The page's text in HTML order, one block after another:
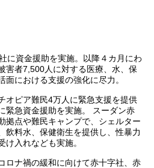
に資金援助を実施。以降４カ月にわ
害者7,500人に対する医療、水、保
面における支援の強化に尽力。
オピア難民4万人に緊急支援を提供
緊急資金援助を実施。 スーダン赤
拠点や難民キャンプで、シェルター
飲料水、保健衛生を提供し、性暴力
け入れなども実施。
ロナ禍の緩和に向けて赤十字社、赤